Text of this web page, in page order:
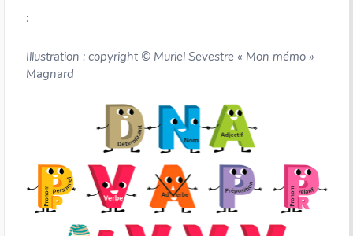
:
Illustration : copyright © Muriel Sevestre « Mon mémo »
Magnard